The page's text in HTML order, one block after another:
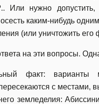
Или нужно
каким-нибудь
(или уничтожить его
на эти вопросы.
факт: варианты
пересекаются с
земледелия: